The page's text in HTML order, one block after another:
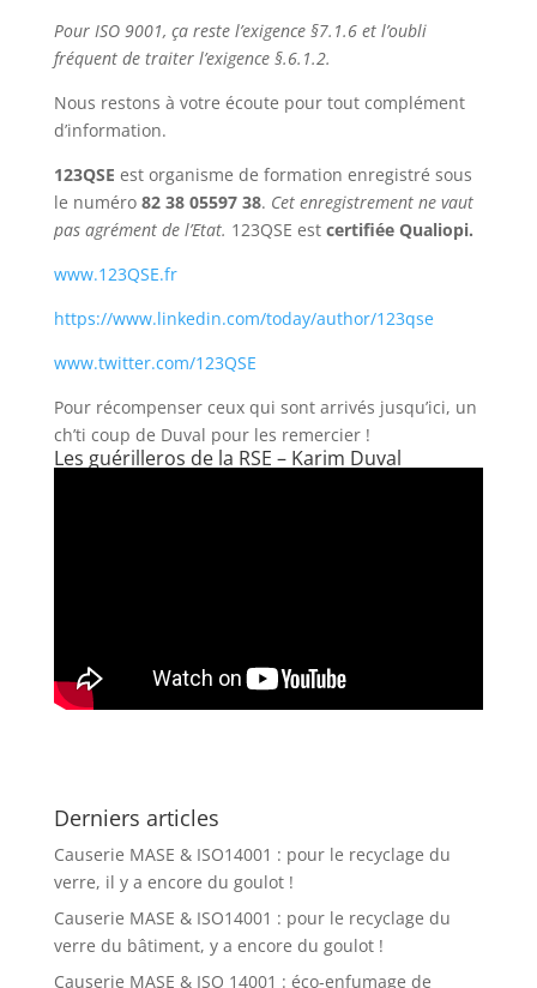
Pour ISO 9001, ça reste l’exigence §7.1.6 et l’oubli
fréquent de traiter l’exigence §.6.1.2.
Nous restons à votre écoute pour tout complément
d’information.
123QSE est organisme de formation enregistré sous
le numéro 82 38 05597 38. Cet enregistrement ne vaut
pas agrément de l’Etat. 123QSE est certifiée Qualiopi.
www.123QSE.fr
https://www.linkedin.com/today/author/123qse
www.twitter.com/123QSE
Pour récompenser ceux qui sont arrivés jusqu’ici, un
ch’ti coup de Duval pour les remercier !
Les guérilleros de la RSE – Karim Duval
Derniers articles
Causerie MASE & ISO14001 : pour le recyclage du
verre, il y a encore du goulot !
Causerie MASE & ISO14001 : pour le recyclage du
verre du bâtiment, y a encore du goulot !
Causerie MASE & ISO 14001 : éco-enfumage de